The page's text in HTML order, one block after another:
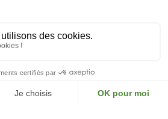
rue Anatole France, 92309
économisons-la